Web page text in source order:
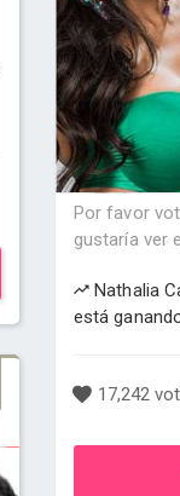
Por favor
gustaría ver
Nathalia
está
17,242